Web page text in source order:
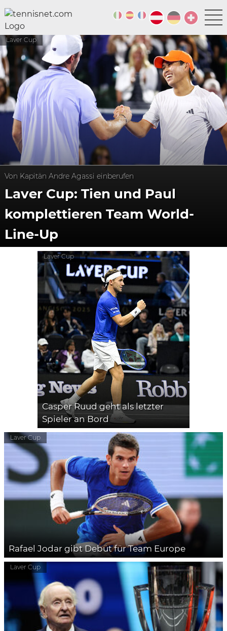
Laver Cup
Von Kapitän Andre Agassi einberufen
Laver Cup: Tien und Paul
komplettieren Team World-
Line-Up
Laver Cup
Casper Ruud geht als letzter
Spieler an Bord
Laver Cup
Rafael Jodar gibt Debüt für Team Europe
Laver Cup